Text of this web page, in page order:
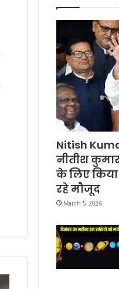
Nitish
नीतीश
के लिए
रहे मौजूद
March 5, 2026